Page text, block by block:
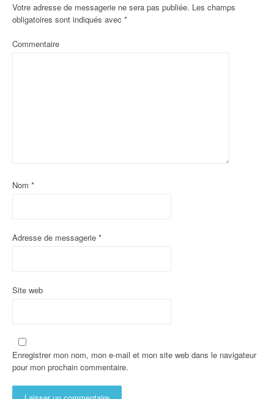
Votre adresse de messagerie ne sera pas publiée. Les champs
obligatoires sont indiqués avec *
Commentaire
Nom *
Adresse de messagerie *
Site web
Enregistrer mon nom, mon e-mail et mon site web dans le navigateur
pour mon prochain commentaire.